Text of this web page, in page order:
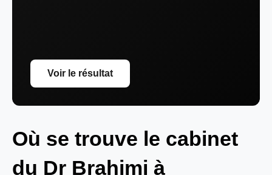
Voir le résultat
Où se trouve le cabinet
du Dr Brahimi à